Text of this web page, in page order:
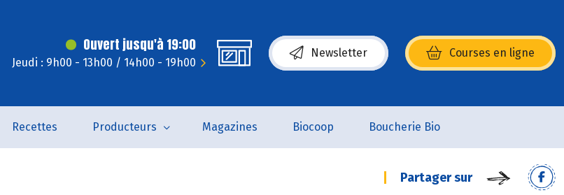
Ouvert jusqu'à 19:00
Jeudi : 9h00 - 13h00 / 14h00 - 19h00
Newsletter Courses en ligne
(s’ouvre dans une nouvelle fenêtre)
Recettes Producteurs Magazines Biocoop Boucherie Bio
Partager sur